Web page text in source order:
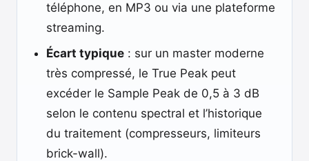
téléphone, en MP3 ou via une plateforme
streaming.
Écart typique : sur un master moderne
très compressé, le True Peak peut
excéder le Sample Peak de 0,5 à 3 dB
selon le contenu spectral et l’historique
du traitement (compresseurs, limiteurs
brick-wall).